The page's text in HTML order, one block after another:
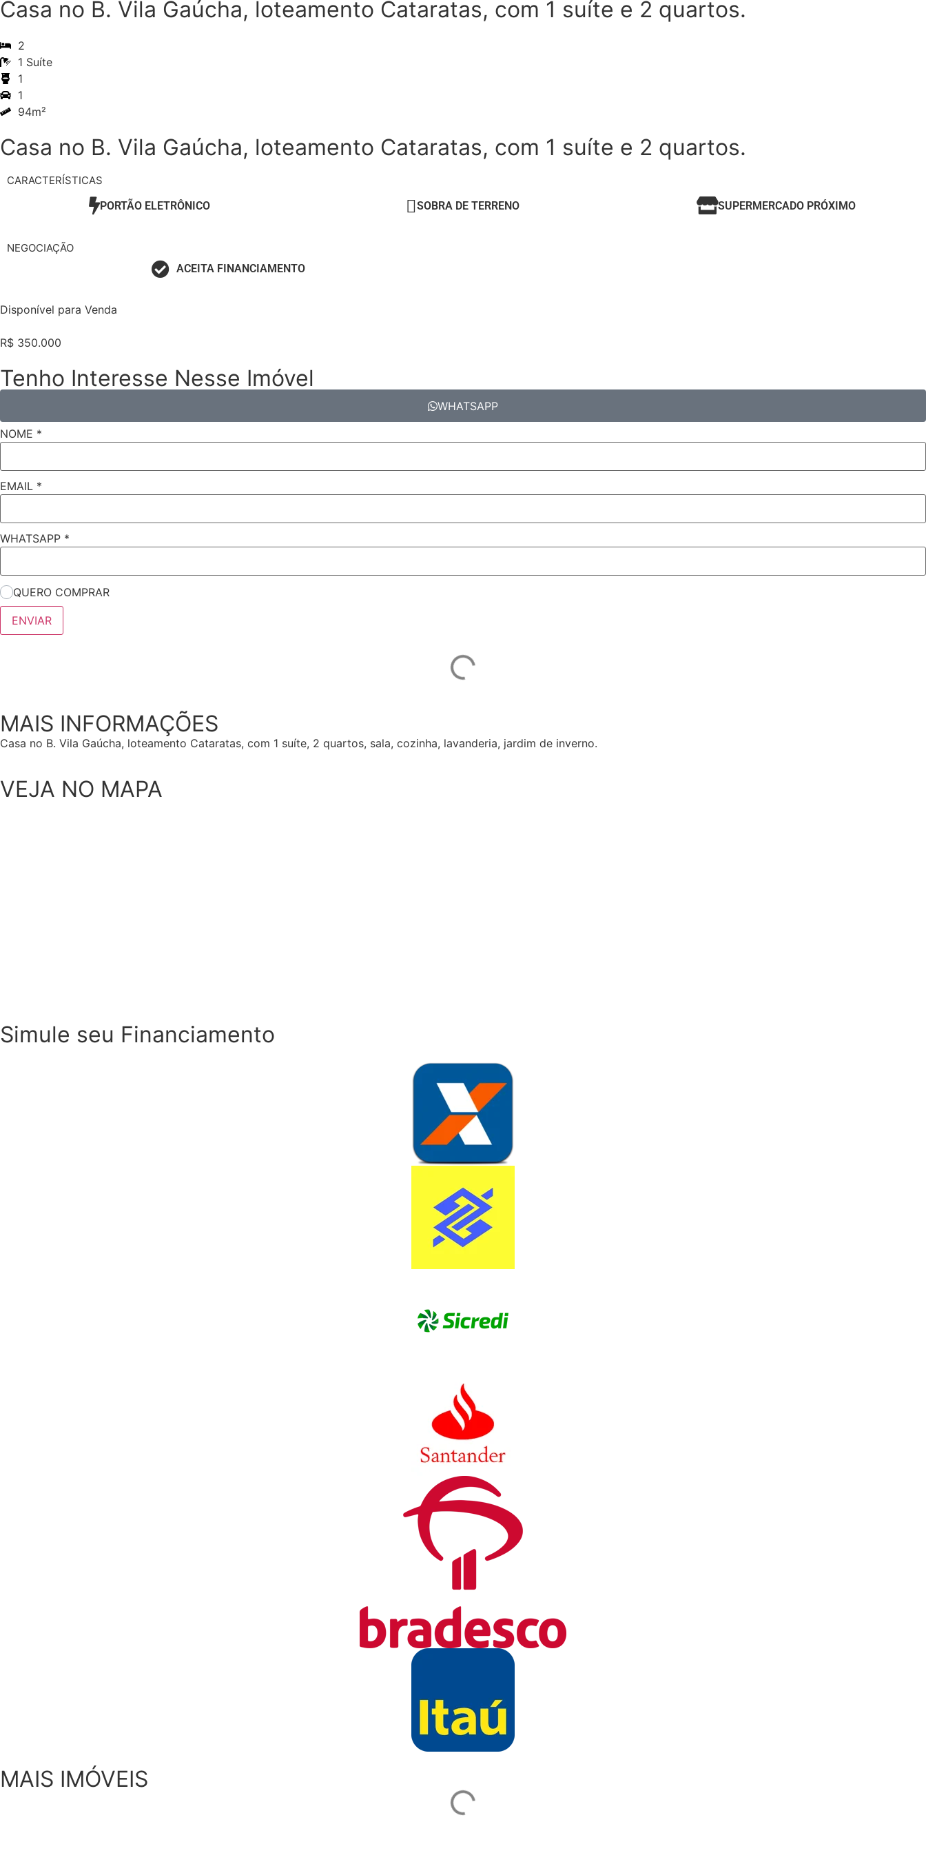
Casa no B. Vila Gaúcha, loteamento Cataratas, com 1 suíte e 2 quartos.
2
1 Suíte
1
1
94m²
Casa no B. Vila Gaúcha, loteamento Cataratas, com 1 suíte e 2 quartos.
CARACTERÍSTICAS
PORTÃO ELETRÔNICO
SOBRA DE TERRENO SUPERMERCADO PRÓXIMO
NEGOCIAÇÃO
ACEITA FINANCIAMENTO
Disponível para Venda
R$ 350.000
Tenho Interesse Nesse Imóvel
WHATSAPP
NOME *
EMAIL *
WHATSAPP *
QUERO COMPRAR
ENVIAR
MAIS INFORMAÇÕES
Casa no B. Vila Gaúcha, loteamento Cataratas, com 1 suíte, 2 quartos, sala, cozinha, lavanderia, jardim de inverno.
VEJA NO MAPA
Simule seu Financiamento
MAIS IMÓVEIS